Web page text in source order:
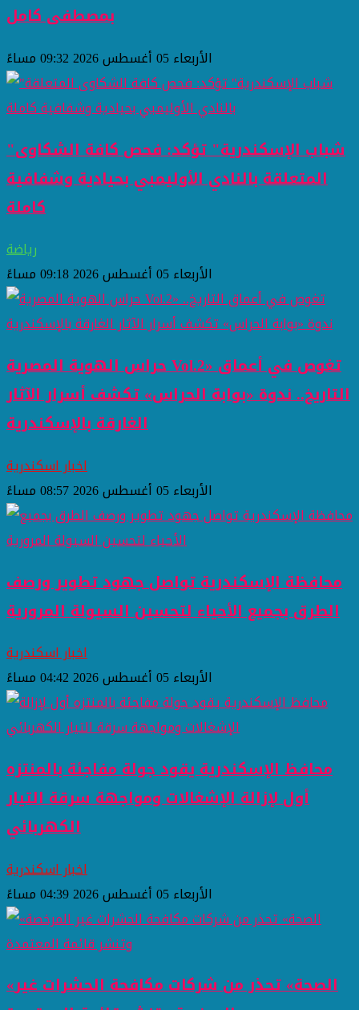
بمصطفى كامل
الأربعاء 05 أغسطس 2026 09:32 مساءً
"شباب الإسكندرية" تؤكد: فحص كافة الشكاوى
المتعلقة بالنادي الأوليمبي بحيادية وشفافية
كاملة
رياضة
الأربعاء 05 أغسطس 2026 09:18 مساءً
حراس الهوية المصرية Vol.2» تغوص في أعماق
التاريخ.. ندوة «بوابة الحراس» تكشف أسرار الآثار
الغارقة بالإسكندرية
اخبار اسكندرية
الأربعاء 05 أغسطس 2026 08:57 مساءً
محافظة الإسكندرية تواصل جهود تطوير ورصف
الطرق بجميع الأحياء لتحسين السيولة المرورية
اخبار اسكندرية
الأربعاء 05 أغسطس 2026 04:42 مساءً
محافظ الإسكندرية يقود جولة مفاجئة بالمنتزه
أول لإزالة الإشغالات ومواجهة سرقة التيار
الكهربائي
اخبار اسكندرية
الأربعاء 05 أغسطس 2026 04:39 مساءً
«الصحة» تحذر من شركات مكافحة الحشرات غير